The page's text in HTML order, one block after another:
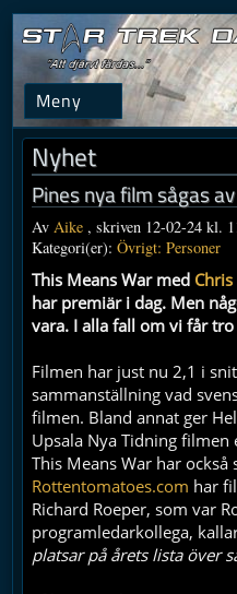
Nyhet
Pines nya film sågas
AvAike , skriven 12-02-24 kl.
Kategori(er):Övrigt: Personer
This Means War med
har premiär i dag. Men
vara. I alla fall om vi får
Filmen har just nu 2,1 i
sammanställning vad
filmen. Bland annat ger
Upsala Nya Tidning filmen
This Means War har också
Rottentomatoes.com har
Richard Roeper, som var
programledarkollega,
platsar på årets lista över
Meny